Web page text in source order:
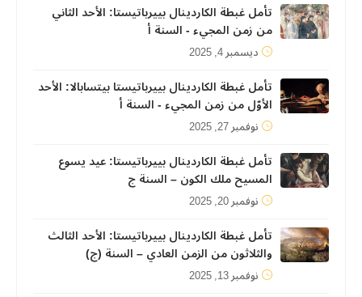
تأمل غبطة الكاردينال بييرباتيستا: الأحد الثاني
من زمن المجيء - السنة أ
ديسمبر 4, 2025
تأمل غبطة الكاردينال بييرباتيستا بيتسابالا: الأحد
الأوّل من زمن المجيء - السنة أ
نوفمبر 27, 2025
تأمل غبطة الكاردينال بييرباتيستا: عيد يسوع
المسيح ملك الكون – السنة ج
نوفمبر 20, 2025
تأمل غبطة الكاردينال بييرباتيستا: الأحد الثالث
والثلاثون من الزمن العادي – السنة (ج)
نوفمبر 13, 2025